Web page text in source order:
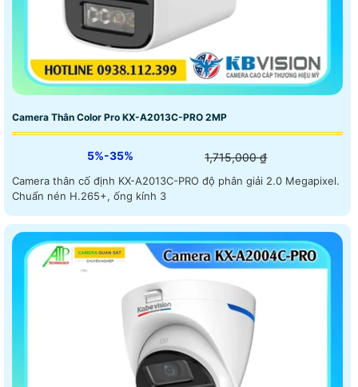
Camera Thân Color Pro KX-A2013C-PRO 2MP
5%-35% 1,715,000 ₫
Camera thân cố định KX-A2013C-PRO độ phân giải 2.0 Megapixel.
Chuẩn nén H.265+, ống kính 3